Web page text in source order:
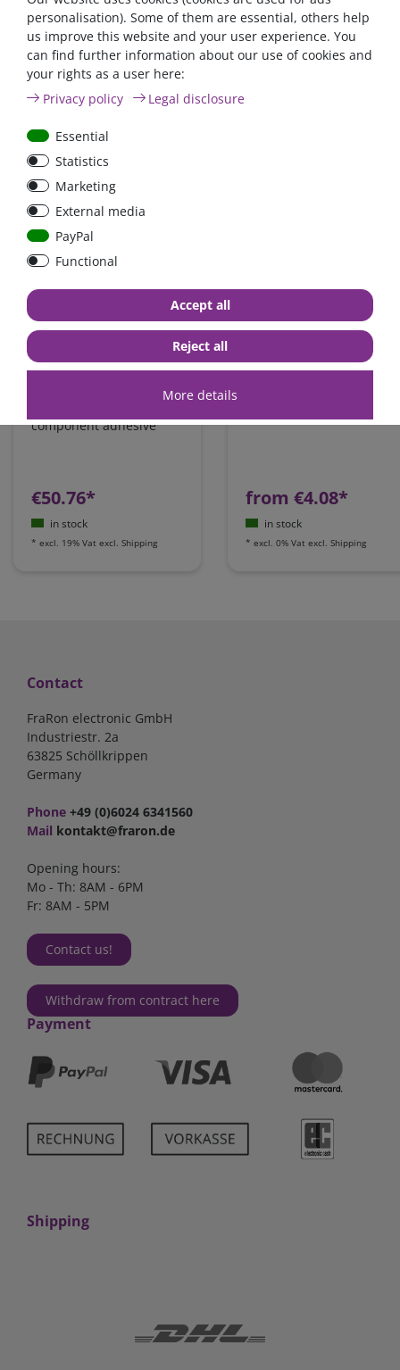
(screen.availWidth/2-400)+',top='+(screen.availHeight/2-
400)+'');return" false;'="" title="FAQ">FAQ Seite
high quality goods
Similar articles
Dekalin MS-5 adhesive
component adhesive
€50.76*
in stock
* excl. 19% Vat excl. Shipping
from €4.08*
in stock
* excl. 0% Vat excl. Shipping
Contact
FraRon electronic GmbH
Industriestr. 2a
63825 Schöllkrippen
Germany
Phone +49 (0)6024 6341560
Mail kontakt@fraron.de
Opening hours:
Mo - Th: 8AM - 6PM
Fr: 8AM - 5PM
Contact us!
Withdraw from contract here
Payment
Shipping
personalisation). Some of them are essential, others help
us improve this website and your user experience. You
can find further information about our use of cookies and
your rights as a user here:
Privacy policy
Legal disclosure
Essential
Statistics
Marketing
External media
PayPal
Functional
More details
Accept all
Reject all